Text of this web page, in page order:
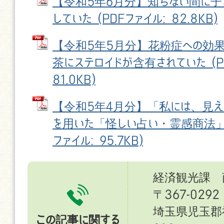
していた (PDFファイル: 82.8KB)
【令和5年5月分】花粉症への効
茶にステロイドが含有されていた
81.0KB)
【令和5年4月分】「私には、見
を用いた「怪しい占い・霊感商法
ファイル: 95.7KB)
この記事に関する
経済観光課
〒367-0292
埼玉県児玉